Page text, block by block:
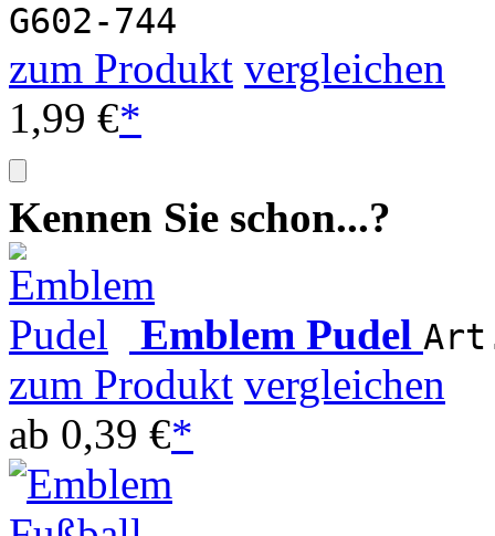
G602-744
zum Produkt vergleichen
1,99 €*
Kennen Sie schon...?
Emblem Pudel
zum Produkt vergleichen
ab 0,39 €*